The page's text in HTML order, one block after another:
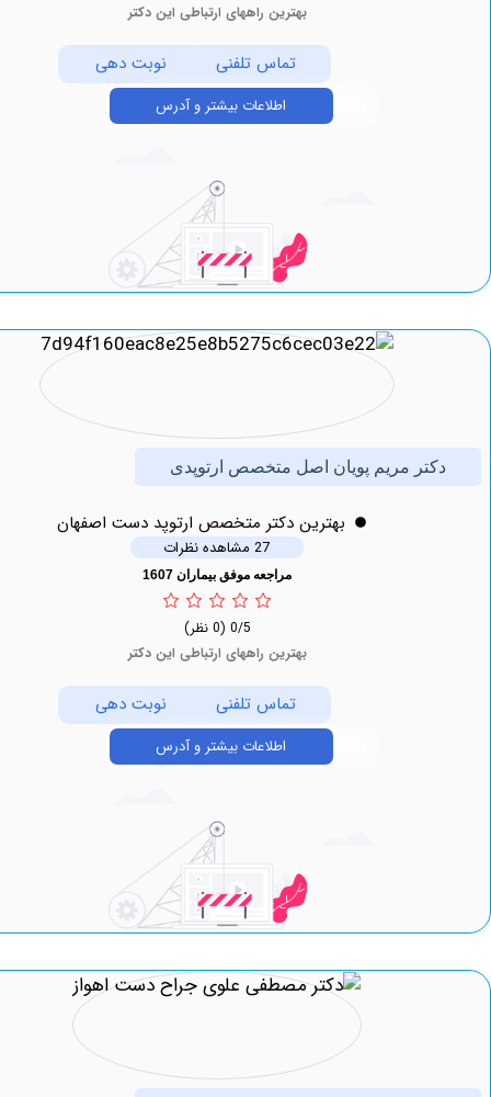
بهترین راههای ارتباطی این دکتر
تماس تلفنی نوبت دهی
اطلاعات بیشتر و آدرس
مریم پویان اصل متخصص ارتوپدی
بهترين دکتر متخصص ارتوپد دست اصفهان
مراجعه موفق بیماران 1607
بهترین راههای ارتباطی این دکتر
تماس تلفنی نوبت دهی
اطلاعات بیشتر و آدرس